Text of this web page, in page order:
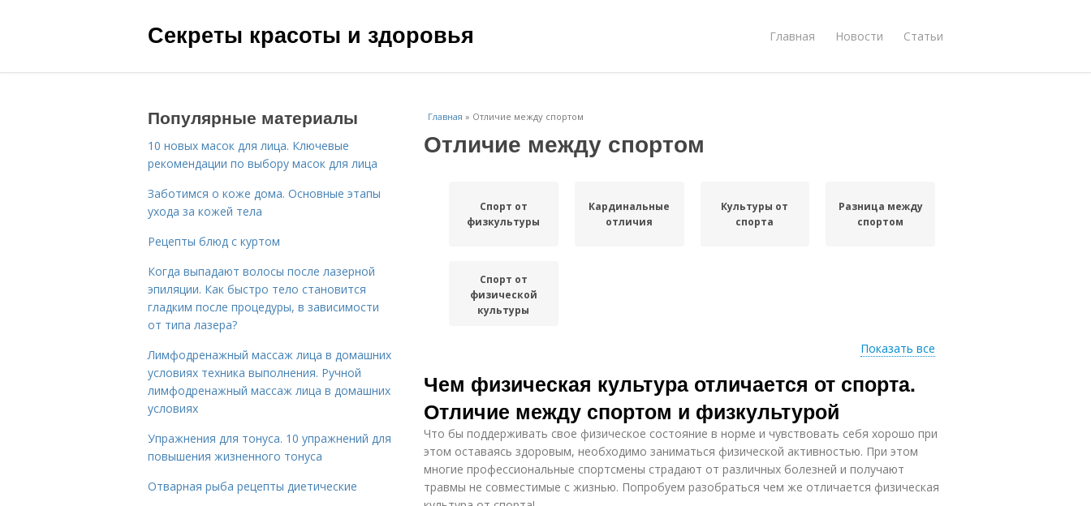
Секреты красоты и здоровья Главная Новости Статьи
Главная » Отличие между спортом
Отличие между спортом
Спорт от
физкультуры
Кардинальные
отличия
Культуры от
спорта
Разница между
спортом
Спорт от
физической
культуры
Показать все
Чем физическая культура отличается от спорта.
Отличие между спортом и физкультурой
Что бы поддерживать свое физическое состояние в норме и чувствовать себя хорошо при
этом оставаясь здоровым, необходимо заниматься физической активностью. При этом
многие профессиональные спортсмены страдают от различных болезней и получают
травмы не совместимые с жизнью. Попробуем разобраться чем же отличается физическая
Популярные материалы
10 новых масок для лица. Ключевые
рекомендации по выбору масок для лица
Заботимся о коже дома. Основные этапы
ухода за кожей тела
Рецепты блюд с куртом
Когда выпадают волосы после лазерной
эпиляции. Как быстро тело становится
гладким после процедуры, в зависимости
от типа лазера?
Лимфодренажный массаж лица в домашних
условиях техника выполнения. Ручной
лимфодренажный массаж лица в домашних
условиях
Упражнения для тонуса. 10 упражнений для
повышения жизненного тонуса
Отварная рыба рецепты диетические